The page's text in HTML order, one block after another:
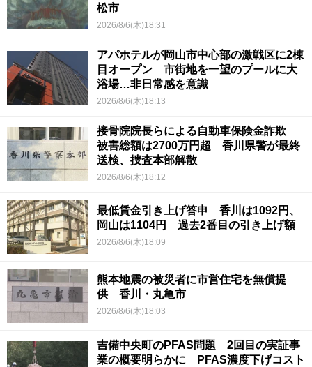
松市
2026/8/6(木)18:31
アパホテルが岡山市中心部の激戦区に2棟
目オープン 市街地を一望のプールに大
浴場…非日常感を意識
2026/8/6(木)18:13
接骨院院長らによる自動車保険金詐欺
被害総額は2700万円超 香川県警が最終
送検、捜査本部解散
2026/8/6(木)18:12
最低賃金引き上げ答申 香川は1092円、
岡山は1104円 過去2番目の引き上げ額
2026/8/6(木)18:09
熊本地震の被災者に市営住宅を無償提
供 香川・丸亀市
2026/8/6(木)18:03
吉備中央町のPFAS問題 2回目の実証事
業の概要明らかに PFAS濃度下げコスト